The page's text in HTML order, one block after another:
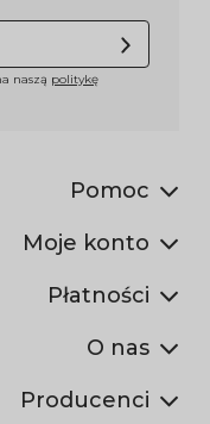
naszą politykę
Pomoc
Moje konto
Płatności
O nas
Producenci